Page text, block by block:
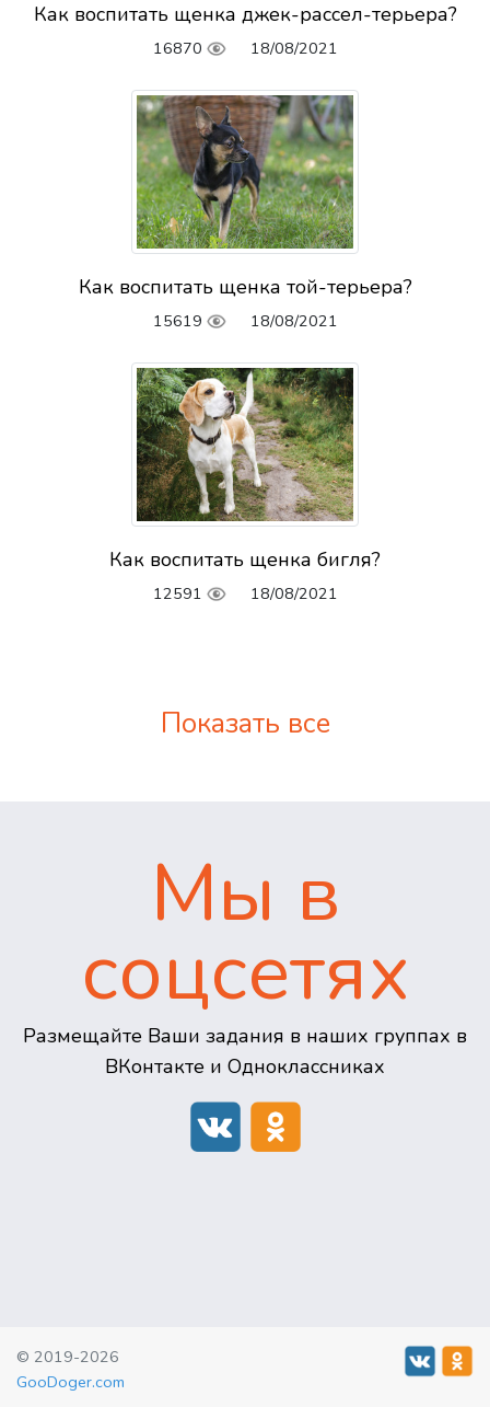
Как воспитать щенка джек-рассел-терьера?
16870 18/08/2021
Как воспитать щенка той-терьера?
15619 18/08/2021
Как воспитать щенка бигля?
12591 18/08/2021
Показать все
Мы в
соцсетях
Размещайте Ваши задания в наших группах в
ВКонтакте и Одноклассниках
© 2019-2026
GooDoger.com